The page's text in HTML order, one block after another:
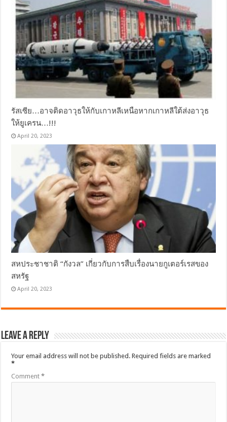
รัสเซีย…อาจติดอาวุธให้กับเกาหลีเหนือหากเกาหลีใต้ส่งอาวุธ
ให้ยูเครน…!!!
April 20, 2023
สหประชาชาติ “กังวล” เกี่ยวกับการสืบเรื่องนายกูเตอร์เรสของ
สหรัฐ
April 20, 2023
Leave a Reply
Your email address will not be published. Required fields are marked
*
Comment*